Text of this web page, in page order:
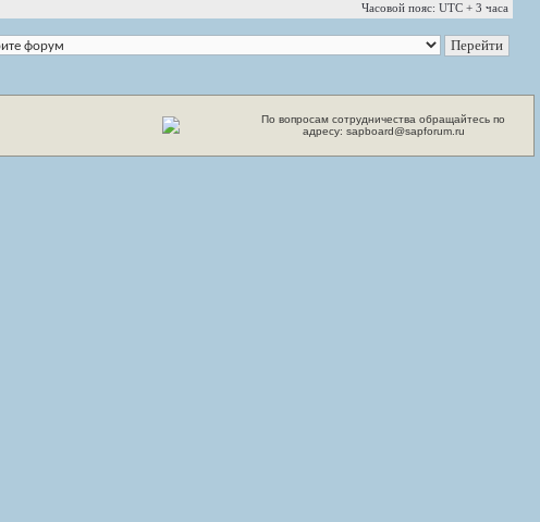
Часовой пояс: UTC + 3 часа
По вопросам сотрудничества обращайтесь по
адресу: sapboard@sapforum.ru